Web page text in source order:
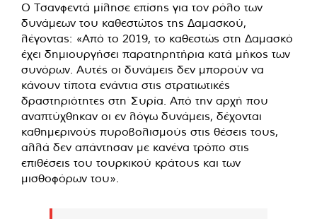
Ο Τσανφεντά μίλησε επίσης για τον ρόλο των
δυνάμεων του καθεστώτος της Δαμασκού,
λέγοντας: «Από το 2019, το καθεστώς στη Δαμασκό
έχει δημιουργήσει παρατηρητήρια κατά μήκος των
συνόρων. Αυτές οι δυνάμεις δεν μπορούν να
κάνουν τίποτα ενάντια στις στρατιωτικές
δραστηριότητες στη Συρία. Από την αρχή που
αναπτύχθηκαν οι εν λόγω δυνάμεις, δέχονται
καθημερινούς πυροβολισμούς στις θέσεις τους,
αλλά δεν απάντησαν με κανένα τρόπο στις
επιθέσεις του τουρκικού κράτους και των
μισθοφόρων του».